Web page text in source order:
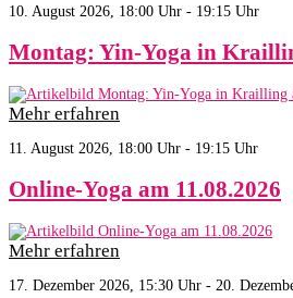
10. August 2026, 18:00 Uhr - 19:15 Uhr
Montag: Yin-Yoga in
Mehr erfahren
11. August 2026, 18:00 Uhr - 19:15 Uhr
Online-Yoga am 11.08.2026
Mehr erfahren
17. Dezember 2026, 15:30 Uhr - 20.